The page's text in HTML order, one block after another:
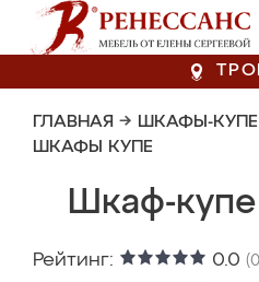
ГЛАВНАЯ → ШКАФЫ-КУПЕ
ШКАФЫ КУПЕ
Шкаф-
Рейтинг: 0.0 (0